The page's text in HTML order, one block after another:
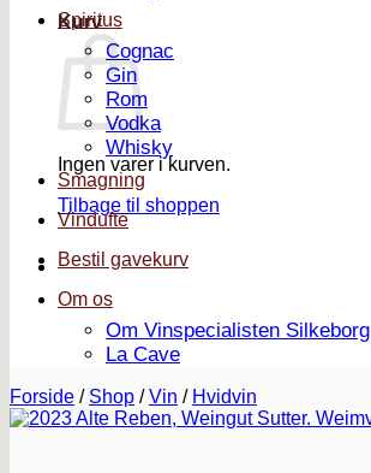
Kurv
Ingen varer i kurven.
Tilbage til shoppen
Spiritus
Cognac
Gin
Rom
Vodka
Whisky
Smagning
Vindufte
Bestil gavekurv
Om os
Om Vinspecialisten Silkeborg
La Cave
Forside / Shop / Vin / Hvidvin